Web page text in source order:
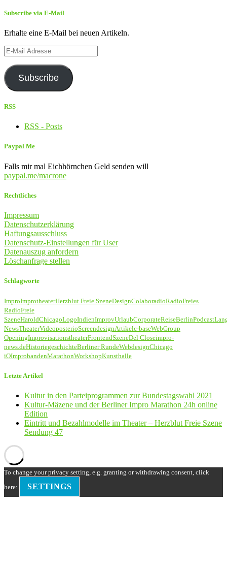
Subscribe via E-Mail
Erhalte eine E-Mail bei neuen Artikeln.
E-
Mail
Adresse
Subscribe
RSS
RSS - Posts
Paypal Me
Falls mir mal Eichhörnchen Geld senden will
paypal.me/macrone
Rechtliches
Impressum
Datenschutzerklärung
Haftungsausschluss
Datenschutz-Einstellungen für User
Datenauszug anfordern
Löschanfrage stellen
Schlagworte
ImproImprotheaterHerzblut Freie SzeneDesignColaboradioRadioFreies
RadioFreie
SzeneHaroldChicagoLogoIndienImprovUrlaubCorporateReiseBerlinPodcast
NewsTheaterVideoposterioScreendesignArtikelc-baseWebGroup
OpeningImprovisationstheaterFrontendSzeneDel Closeimpro-
news.deHistoriegeschichteBerliner RundeWebdesignChicago
iOImprobandenMarathonWorkshopKunsthalle
Letzte Artikel
Kultur in den Parteiprogrammen zur Bundestagswahl 2021
Kultur-Mäzene und der Berliner Impro Marathon 24h online
Edition
Eintritt und Bezahlmodelle im Theater – Herzblut Freie Szene
Sendung 47
To change your privacy setting, e.g. granting or withdrawing consent, click
here:
SETTINGS